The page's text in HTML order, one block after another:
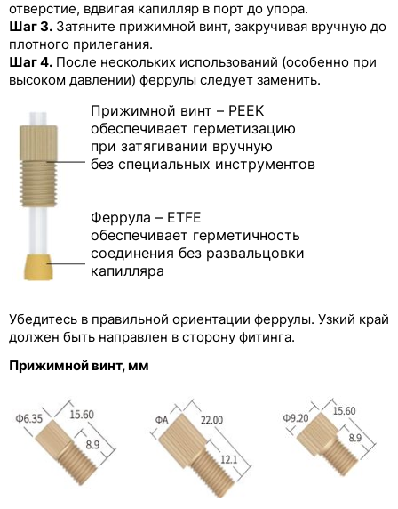
отверстие, вдвигая капилляр в порт до упора.
Шаг 3. Затяните прижимной винт, закручивая вручную до
плотного прилегания.
Шаг 4. После нескольких использований (особенно при
высоком давлении) феррулы следует заменить.
Прижимной винт – PEEK
обеспечивает герметизацию
при затягивании вручную
без специальных инструментов
Феррула – ETFE
обеспечивает герметичность
соединения без развальцовки
капилляра
Убедитесь в правильной ориентации феррулы. Узкий край
должен быть направлен в сторону фитинга.
Прижимной винт, мм
Цельнолитой фитинг из PEEK с
предустановленным моментом затяжки
Цельнолитые фитинги из PEEK с
разноцветными колпачками
Заглушки из PEEK
Переходники Runze из PEEK с внутренней
резьбой
Фитинги Runze из PP, PTFE, PPS и других
полимерных материалов
Трубки для перистальтических насосов